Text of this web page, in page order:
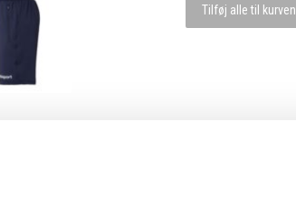
Tilføj alle til kurven